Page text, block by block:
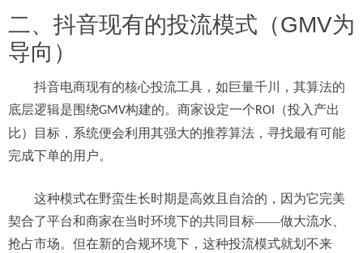
二、 抖音现有的投流模式（GMV为
导向）
抖音电商现有的核心投流工具，如巨量千川，其算法的
底层逻辑是围绕GMV构建的。商家设定一个ROI
（投入产出
比）目标，系统便会利用其强大的推荐算法，寻找最有可能
完成下单的用户。
这种模式在野蛮生长时期是高效且自洽的，因为它完美
契合了平台和商家在当时环境下的共同目标——做大流水、
抢占市场。但在新的合规环境下，这种投流模式就划不来